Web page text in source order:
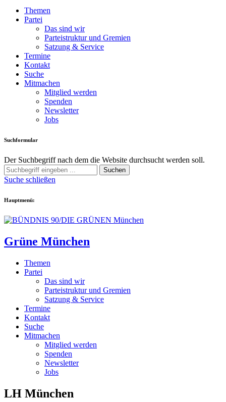
Themen
Partei
Das sind wir
Parteistruktur und Gremien
Satzung & Service
Termine
Kontakt
Suche
Mitmachen
Mitglied werden
Spenden
Newsletter
Jobs
Suchformular
Der Suchbegriff nach dem die Website durchsucht werden soll.
Suchen
Suche schließen
Hauptmenü:
Grüne München
Themen
Partei
Das sind wir
Parteistruktur und Gremien
Satzung & Service
Termine
Kontakt
Suche
Mitmachen
Mitglied werden
Spenden
Newsletter
Jobs
LH München